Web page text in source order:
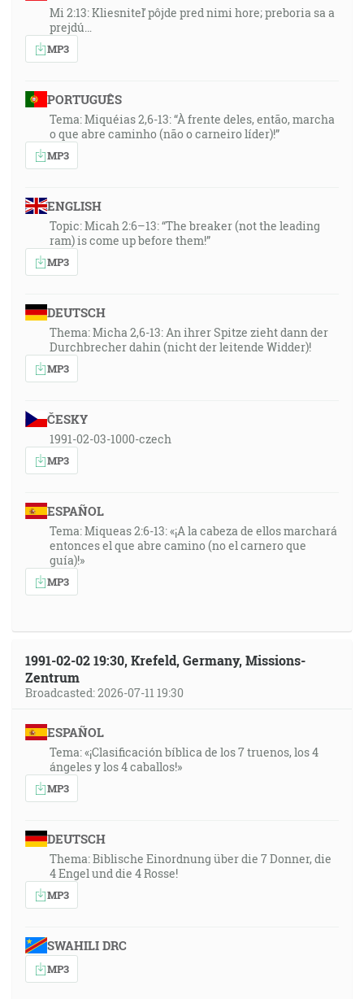
Mi 2:13: Kliesniteľ pôjde pred nimi hore; preboria sa a
prejdú…
MP3
PORTUGUÊS
Tema: Miquéias 2,6-13: “À frente deles, então, marcha
o que abre caminho (não o carneiro líder)!”
MP3
ENGLISH
Topic: Micah 2:6–13: “The breaker (not the leading
ram) is come up before them!”
MP3
DEUTSCH
Thema: Micha 2,6-13: An ihrer Spitze zieht dann der
Durchbrecher dahin (nicht der leitende Widder)!
MP3
ČESKY
1991-02-03-1000-czech
MP3
ESPAÑOL
Tema: Miqueas 2:6-13: «¡A la cabeza de ellos marchará
entonces el que abre camino (no el carnero que
guía)!»
MP3
1991-02-02 19:30, Krefeld, Germany, Missions-
Zentrum
Broadcasted: 2026-07-11 19:30
ESPAÑOL
Tema: «¡Clasificación bíblica de los 7 truenos, los 4
ángeles y los 4 caballos!»
MP3
DEUTSCH
Thema: Biblische Einordnung über die 7 Donner, die
4 Engel und die 4 Rosse!
MP3
SWAHILI DRC
MP3